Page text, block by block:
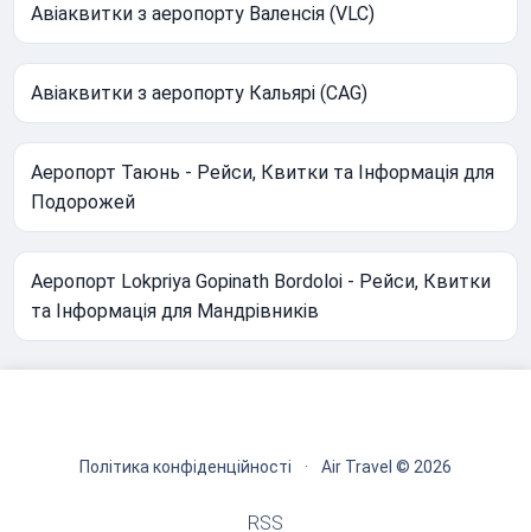
Авіаквитки з аеропорту Валенсія (VLC)
Авіаквитки з аеропорту Кальярі (CAG)
Аеропорт Таюнь - Рейси, Квитки та Інформація для
Подорожей
Аеропорт Lokpriya Gopinath Bordoloi - Рейси, Квитки
та Інформація для Мандрівників
Політика конфіденційності · Air Travel © 2026
RSS